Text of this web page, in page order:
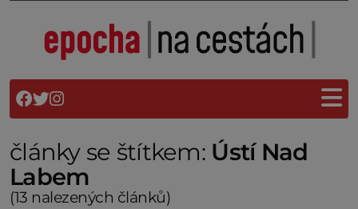
články se štítkem: Ústí Nad
Labem
(13 nalezených článků)